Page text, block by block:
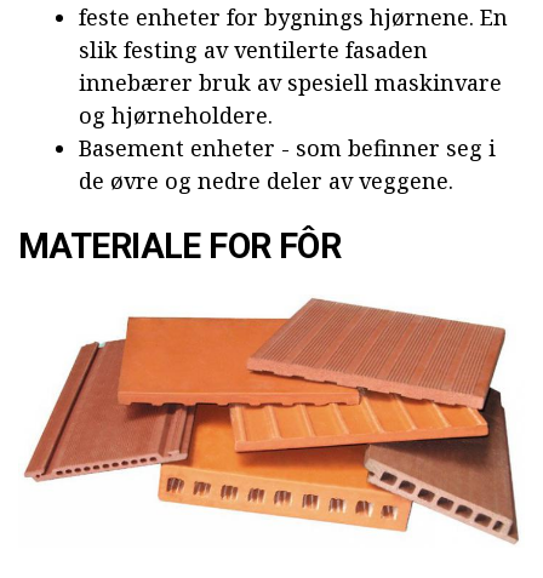
feste enheter for bygnings hjørnene. En
slik festing av ventilerte fasaden
innebærer bruk av spesiell maskinvare
og hjørneholdere.
Basement enheter - som befinner seg i
de øvre og nedre deler av veggene.
MATERIALE FOR FÔR